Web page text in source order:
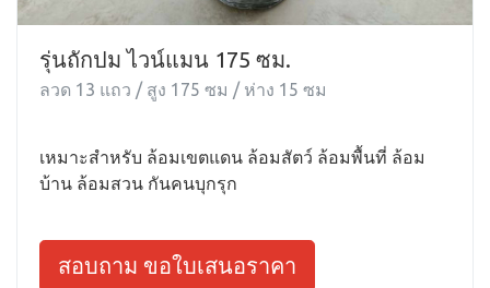
รุ่นถักปม ไวน์แมน 175 ซม.
ลวด 13 แถว / สูง 175 ซม / ห่าง 15 ซม
เหมาะสำหรับ ล้อมเขตแดน ล้อมสัตว์ ล้อมพื้นที่ ล้อม
บ้าน ล้อมสวน กันคนบุกรุก
สอบถาม ขอใบเสนอราคา